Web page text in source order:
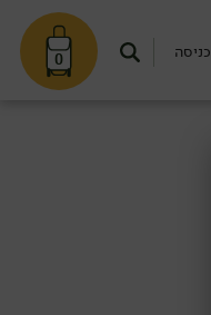
0 כניסה